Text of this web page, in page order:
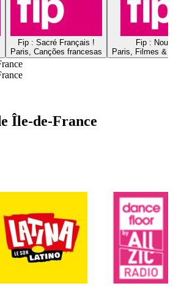
Fip : Sacré Français !
Paris, Canções francesas
Fip :
Paris, Filmes &
Île-de-France